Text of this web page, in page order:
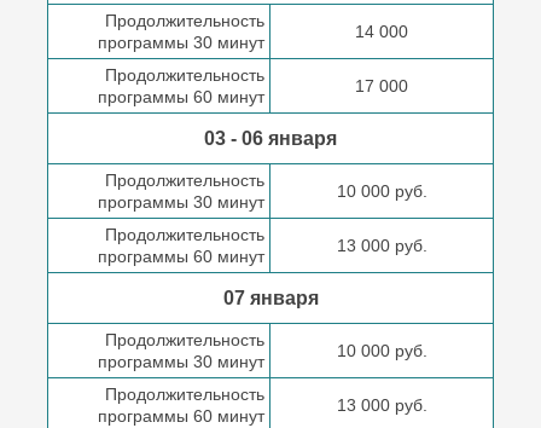
Продолжительность
программы 30 минут
14 000
Продолжительность
программы 60 минут
17 000
03 - 06 января
Продолжительность
программы 30 минут
10 000 руб.
Продолжительность
программы 60 минут
13 000 руб.
07 января
Продолжительность
программы 30 минут
10 000 руб.
Продолжительность
программы 60 минут
13 000 руб.